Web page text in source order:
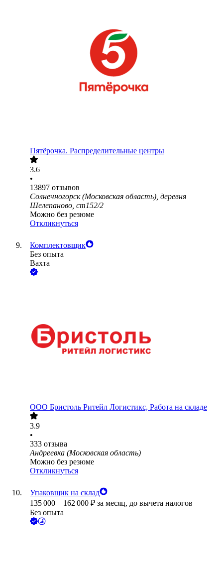
Пятёрочка. Распределительные центры
3.6
•
13897 отзывов
Солнечногорск (Московская область), деревня
Шелепаново, ст152/2
Можно без резюме
Откликнуться
Комплектовщик
Без опыта
Вахта
ООО Бристоль Ритейл Логистикс, Работа на складе
3.9
•
333 отзыва
Андреевка (Московская область)
Можно без резюме
Откликнуться
Упаковщик на склад
135 000 – 162 000 ₽ за месяц, до вычета налогов
Без опыта